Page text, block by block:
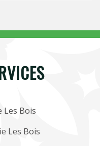
Les Bois
Les Bois